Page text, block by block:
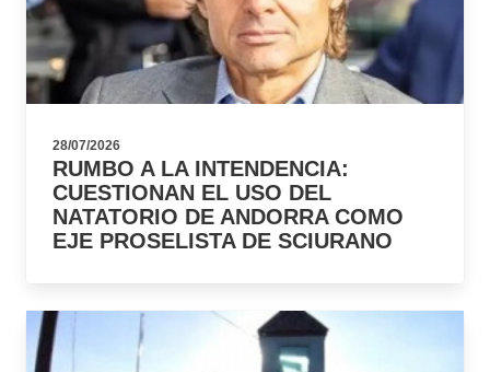
28/07/2026
RUMBO A LA INTENDENCIA:
CUESTIONAN EL USO DEL
NATATORIO DE ANDORRA COMO
EJE PROSELISTA DE SCIURANO